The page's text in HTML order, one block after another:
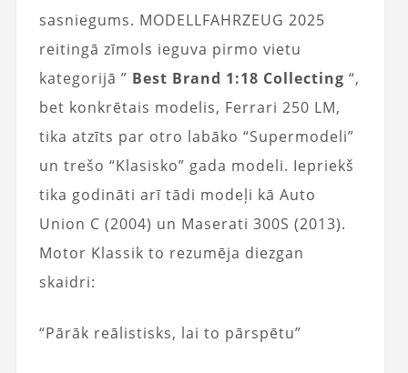
sasniegums. MODELLFAHRZEUG 2025
reitingā zīmols ieguva pirmo vietu
kategorijā ” Best Brand 1:18 Collecting “,
bet konkrētais modelis, Ferrari 250 LM,
tika atzīts par otro labāko “Supermodeli”
un trešo “Klasisko” gada modeli. Iepriekš
tika godināti arī tādi modeļi kā Auto
Union C (2004) un Maserati 300S (2013).
Motor Klassik to rezumēja diezgan
skaidri:
“Pārāk reālistisks, lai to pārspētu”